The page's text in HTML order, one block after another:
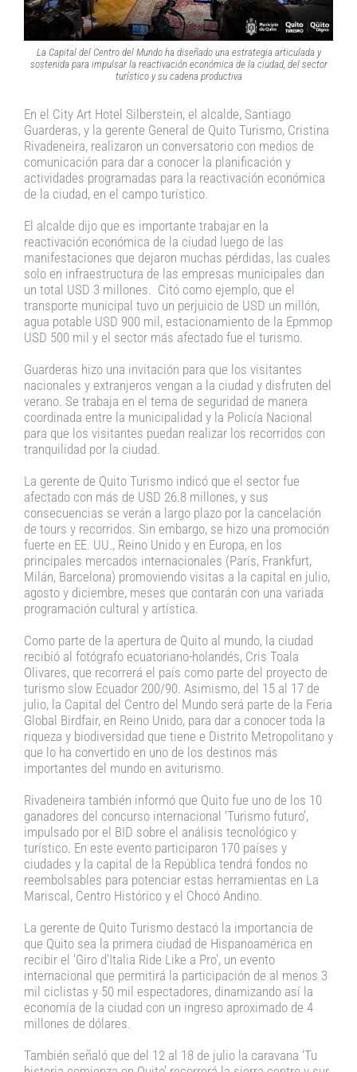
La Capital del Centro del Mundo ha diseñado una estrategia articulada y
sostenida para impulsar la reactivación económica de la ciudad, del sector
turístico y su cadena productiva
En el City Art Hotel Silberstein, el alcalde, Santiago
Guarderas, y la gerente General de Quito Turismo, Cristina
Rivadeneira, realizaron un conversatorio con medios de
comunicación para dar a conocer la planificación y
actividades programadas para la reactivación económica
de la ciudad, en el campo turístico.
El alcalde dijo que es importante trabajar en la
reactivación económica de la ciudad luego de las
manifestaciones que dejaron muchas pérdidas, las cuales
solo en infraestructura de las empresas municipales dan
un total USD 3 millones. Citó como ejemplo, que el
transporte municipal tuvo un perjuicio de USD un millón,
agua potable USD 900 mil, estacionamiento de la Epmmop
USD 500 mil y el sector más afectado fue el turismo.
Guarderas hizo una invitación para que los visitantes
nacionales y extranjeros vengan a la ciudad y disfruten del
verano. Se trabaja en el tema de seguridad de manera
coordinada entre la municipalidad y la Policía Nacional
para que los visitantes puedan realizar los recorridos con
tranquilidad por la ciudad.
La gerente de Quito Turismo indicó que el sector fue
afectado con más de USD 26.8 millones, y sus
consecuencias se verán a largo plazo por la cancelación
de tours y recorridos. Sin embargo, se hizo una promoción
fuerte en EE. UU., Reino Unido y en Europa, en los
principales mercados internacionales (París, Frankfurt,
Milán, Barcelona) promoviendo visitas a la capital en julio,
agosto y diciembre, meses que contarán con una variada
programación cultural y artística.
Como parte de la apertura de Quito al mundo, la ciudad
recibió al fotógrafo ecuatoriano-holandés, Cris Toala
Olivares, que recorrerá el país como parte del proyecto de
turismo slow Ecuador 200/90. Asimismo, del 15 al 17 de
julio, la Capital del Centro del Mundo será parte de la Feria
Global Birdfair, en Reino Unido, para dar a conocer toda la
riqueza y biodiversidad que tiene e Distrito Metropolitano y
que lo ha convertido en uno de los destinos más
importantes del mundo en aviturismo.
Rivadeneira también informó que Quito fue uno de los 10
ganadores del concurso internacional ‘Turismo futuro’,
impulsado por el BID sobre el análisis tecnológico y
turístico. En este evento participaron 170 países y
ciudades y la capital de la República tendrá fondos no
reembolsables para potenciar estas herramientas en La
Mariscal, Centro Histórico y el Chocó Andino.
La gerente de Quito Turismo destacó la importancia de
que Quito sea la primera ciudad de Hispanoamérica en
recibir el ‘Giro d’Italia Ride Like a Pro’, un evento
internacional que permitirá la participación de al menos 3
mil ciclistas y 50 mil espectadores, dinamizando así la
economía de la ciudad con un ingreso aproximado de 4
millones de dólares.
También señaló que del 12 al 18 de julio la caravana ‘Tu